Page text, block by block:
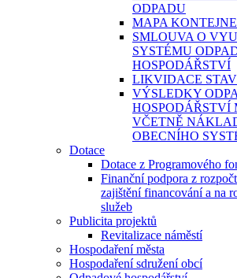
ODPADU
MAPA
SMLOUVA O
SYSTÉMU
HOSPODÁŘSTVÍ
LIKVIDACE
VÝSLEDKY
HOSPODÁŘSTVÍ
VČETNĚ
OBECNÍHO
Dotace
Dotace z Programového
Finanční podpora z
zajištění financování a na
služeb
Publicita projektů
Revitalizace náměstí
Hospodaření města
Hospodaření sdružení obcí